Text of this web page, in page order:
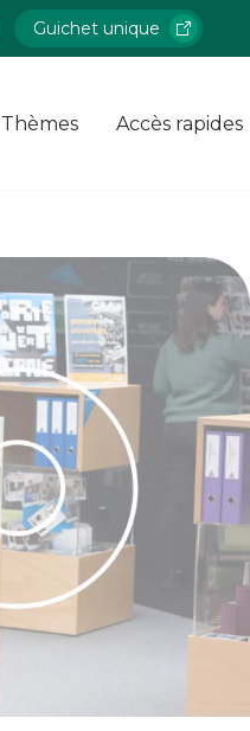
Guichet unique
Thèmes Accès rapides